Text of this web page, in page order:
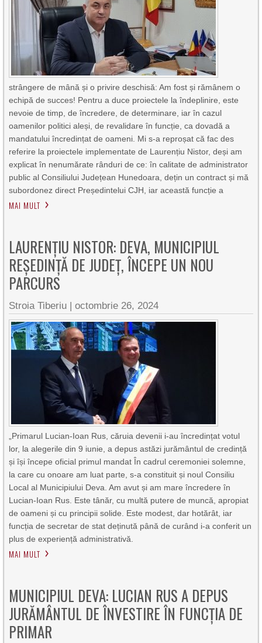
strângere de mână și o privire deschisă: Am fost și rămânem o
echipă de succes! Pentru a duce proiectele la îndeplinire, este
nevoie de timp, de încredere, de determinare, iar în cazul
oamenilor politici aleși, de revalidare în funcție, ca dovadă a
mandatului încredințat de oameni. Mi s-a reproșat că fac des
referire la proiectele implementate de Laurențiu Nistor, deși am
explicat în nenumărate rânduri de ce: în calitate de administrator
public al Consiliului Județean Hunedoara, dețin un contract și mă
subordonez direct Președintelui CJH, iar această funcție a
MAI MULT
LAURENȚIU NISTOR: DEVA, MUNICIPIUL
REȘEDINȚĂ DE JUDEȚ, ÎNCEPE UN NOU
PARCURS
Stroia Tiberiu |octombrie 26, 2024
„Primarul Lucian-Ioan Rus, căruia devenii i-au încredințat votul
lor, la alegerile din 9 iunie, a depus astăzi jurământul de credință
și își începe oficial primul mandat În cadrul ceremoniei solemne,
la care cu onoare am luat parte, s-a constituit și noul Consiliu
Local al Municipiului Deva. Am avut și am mare încredere în
Lucian-Ioan Rus. Este tânăr, cu multă putere de muncă, apropiat
de oameni și cu principii solide. Este modest, dar hotărât, iar
funcția de secretar de stat deținută până de curând i-a conferit un
plus de experiență administrativă.
MAI MULT
MUNICIPIUL DEVA: LUCIAN RUS A DEPUS
JURĂMÂNTUL DE ÎNVESTIRE ÎN FUNCȚIA DE
PRIMAR